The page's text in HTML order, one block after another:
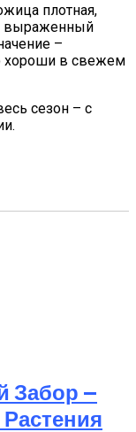
плотная,
выраженный
–
хороши в свежем
сезон – с
Забор —